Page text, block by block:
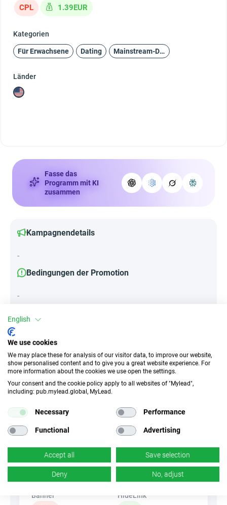
CPL 1.39EUR
Kategorien
Für Erwachsene Dating Mainstream-Dating
Länder
Fasse das
Programm mit KI
zusammen
Kampagnendetails
-
Bedingungen der Promotion
-
Attribute
||Geräte||
Mobile Geräte
Desktop Tablet
Unerlaubter
k.A.
k.A.
×Nein
Banner HideLink
English
We use cookies
We may place these for analysis of our visitor data, to improve our website,
show personalised content and to give you a great website experience. For
more information about the cookies we use open the settings.
Your consent and the cookie policy apply to all websites of "Mylead",
including: pub.mylead.global, MyLead.
Necessary Performance
Functional Advertising
Accept all Save selection
Deny No, adjust